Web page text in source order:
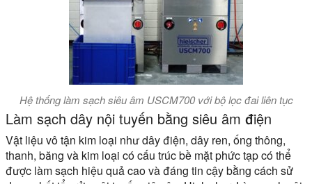
Hệ thống làm sạch siêu âm USCM700 với bộ lọc đai liên tục
Làm sạch dây nội tuyến bằng siêu âm điện
Vật liệu vô tận kim loại như dây điện, dây ren, ống thông,
thanh, băng và kim loại có cấu trúc bề mặt phức tạp có thể
được làm sạch hiệu quả cao và đáng tin cậy bằng cách sử